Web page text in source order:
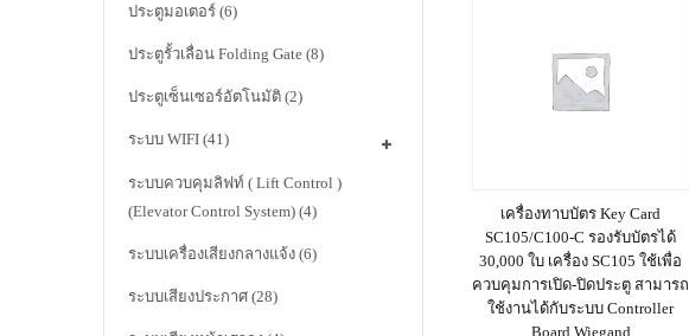
ประตูมอเตอร์ (6)
ประตูรั้วเลื่อน Folding Gate (8)
ประตูเซ็นเซอร์อัตโนมัติ (2)
ระบบ WIFI (41)
ระบบควบคุมลิฟท์ ( Lift Control )
(Elevator Control System) (4)
ระบบเครื่องเสียงกลางแจ้ง (6)
ระบบเสียงประกาศ (28)
เครื่องทาบบัตร Key Card
SC105/C100-C รองรับบัตรได้
30,000 ใบ เครื่อง SC105 ใช้เพื่อ
ควบคุมการเปิด-ปิดประตู สามารถ
ใช้งานได้กับระบบ Controller
Board Wiegand